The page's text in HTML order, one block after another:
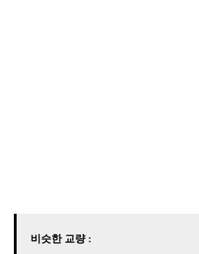
비슷한 교량 :